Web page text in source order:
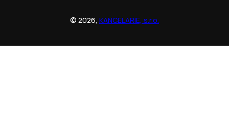
© 2026, KANCELARIE, s.r.o.